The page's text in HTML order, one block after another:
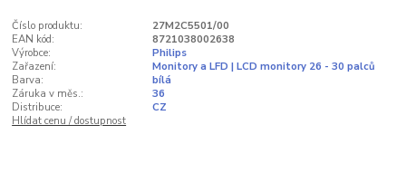
Číslo produktu:
27M2C5501/00
EAN kód:
8721038002638
Výrobce:
Philips
Zařazení:
Monitory a LFD | LCD monitory 26 - 30 palců
Barva:
bílá
Záruka v měs.:
36
Distribuce:
CZ
Hlídat cenu / dostupnost